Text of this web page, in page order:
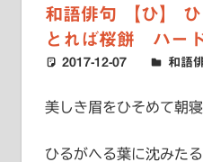
和語俳句 【ひ】
とれば桜餅 ハー
2017-12-07 ハー
和語
美しき眉をひそめて朝
ひるがへる葉に沈みた